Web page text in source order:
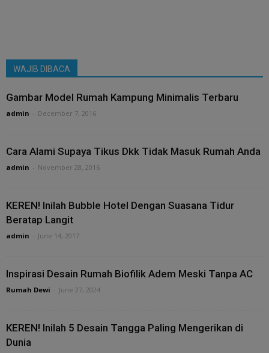
WAJIB DIBACA
Gambar Model Rumah Kampung Minimalis Terbaru
admin December 7, 2016
Cara Alami Supaya Tikus Dkk Tidak Masuk Rumah Anda
admin November 28, 2016
KEREN! Inilah Bubble Hotel Dengan Suasana Tidur
Beratap Langit
admin June 14, 2017
Inspirasi Desain Rumah Biofilik Adem Meski Tanpa AC
Rumah Dewi June 27, 2024
KEREN! Inilah 5 Desain Tangga Paling Mengerikan di
Dunia